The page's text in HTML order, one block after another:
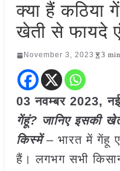
क्या हैं कठिया
खेती से फायदे
November 3, 2023 3
03 नवम्बर 2023, नई
गेंहूं? जानिए इसकी
किस्में– भारत में गेंहू
हैं। लगभग सभी